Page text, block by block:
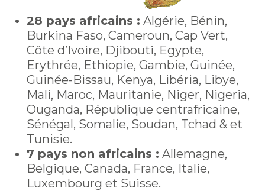
28 pays africains : Algérie, Bénin,
Burkina Faso, Cameroun, Cap Vert,
Côte d’Ivoire, Djibouti, Egypte,
Erythrée, Ethiopie, Gambie, Guinée,
Guinée-Bissau, Kenya, Libéria, Libye,
Mali, Maroc, Mauritanie, Niger, Nigeria,
Ouganda, République centrafricaine,
Sénégal, Somalie, Soudan, Tchad & et
Tunisie.
7 pays non africains : Allemagne,
Belgique, Canada, France, Italie,
Luxembourg et Suisse.